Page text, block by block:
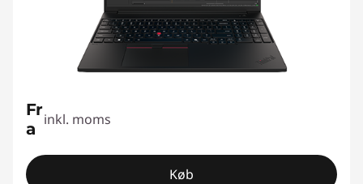
Fr
a inkl. moms
Køb